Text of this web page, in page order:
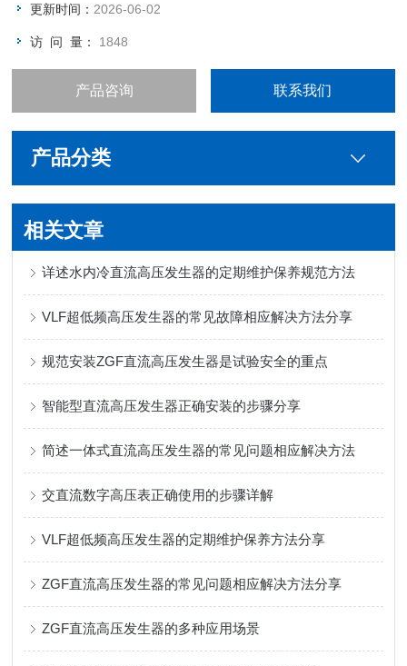
更新时间： 2026-06-02
访 问 量： 1848
产品咨询 联系我们
产品分类
相关文章
详述水内冷直流高压发生器的定期维护保养规范方法
VLF超低频高压发生器的常见故障相应解决方法分享
规范安装ZGF直流高压发生器是试验安全的重点
智能型直流高压发生器正确安装的步骤分享
简述一体式直流高压发生器的常见问题相应解决方法
交直流数字高压表正确使用的步骤详解
VLF超低频高压发生器的定期维护保养方法分享
ZGF直流高压发生器的常见问题相应解决方法分享
ZGF直流高压发生器的多种应用场景